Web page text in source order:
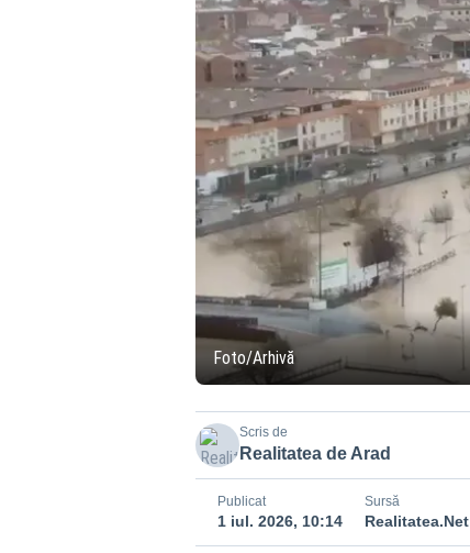
Foto/Arhivă
Scris de
Realitatea de Arad
Publicat
1 iul. 2026, 10:14
Sursă
Realitatea.Net